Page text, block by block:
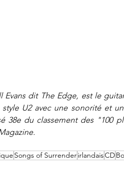
Evans dit The Edge, est le
U2 avec une sonorité et
38e du classement des "100
Songs of SurrenderirlandaisCD